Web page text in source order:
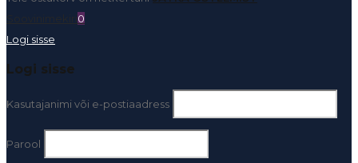
0
Logi sisse
Logi sisse
Kasutajanimi või e-postiaadress
Parool